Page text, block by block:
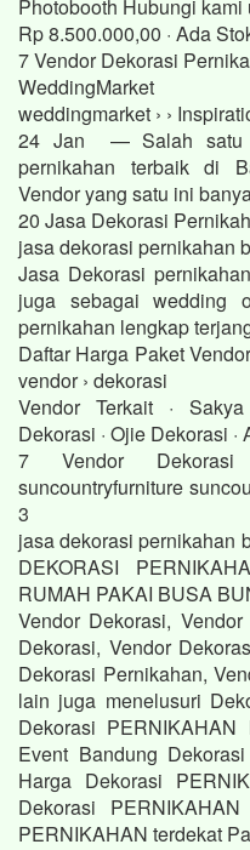
Photobooth Hubungi
Rp 8.500.000,00 · ‎Ada
7 Vendor Dekorasi
WeddingMarket
weddingmarket › ›
24 Jan — Salah satu
pernikahan terbaik di
Vendor yang satu ini
20 Jasa Dekorasi
jasa dekorasi pernikahan
Jasa Dekorasi
juga sebagai wedding
pernikahan lengkap
Daftar Harga Paket
vendor › dekorasi
Vendor Terkait ·
Dekorasi · Ojie Dekorasi
7 Vendor Dekorasi
suncountryfurniture
3
jasa dekorasi pernikahan
DEKORASI
RUMAH PAKAI BUSA
Vendor Dekorasi,
Dekorasi, Vendor
Dekorasi Pernikahan,
lain juga menelusuri
Dekorasi
Event Bandung
Harga Dekorasi
Dekorasi
PERNIKAHAN terdekat